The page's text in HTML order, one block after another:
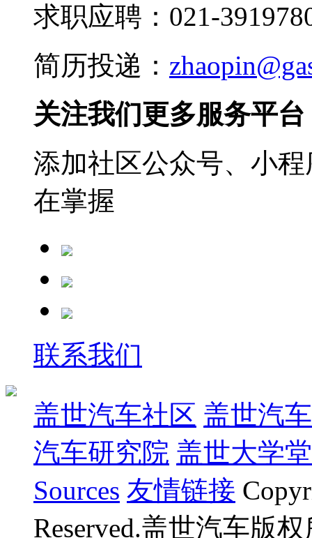
求职应聘：021-
简历投递：
关注我们更多服务平台
添加社区公众号、小
在掌握
联系我们
盖世汽车社区 盖世汽
汽车研究院 盖世大学堂
Sources 友情链接
Reserved.盖世汽车版